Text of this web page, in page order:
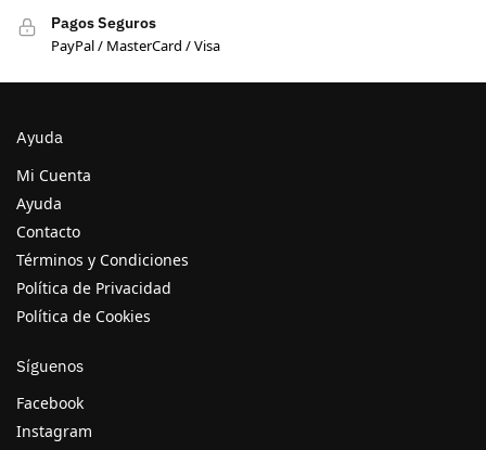
Pagos Seguros
PayPal / MasterCard / Visa
Ayuda
Mi Cuenta
Ayuda
Contacto
Términos y Condiciones
Política de Privacidad
Política de Cookies
Síguenos
Facebook
Instagram